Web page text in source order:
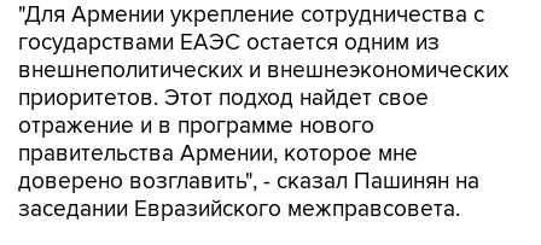
"Для Армении укрепление сотрудничества с
государствами ЕАЭС остается одним из
внешнеполитических и внешнеэкономических
приоритетов. Этот подход найдет свое
отражение и в программе нового
правительства Армении, которое мне
доверено возглавить", - сказал Пашинян на
заседании Евразийского межправсовета.